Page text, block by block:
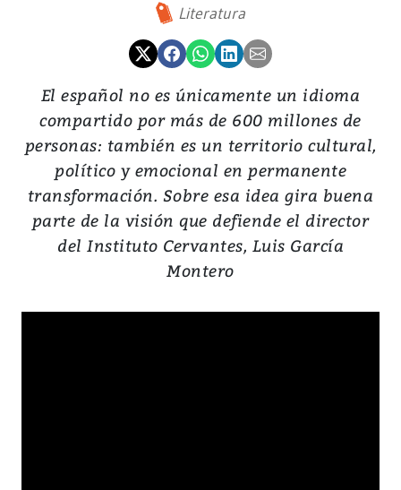
Literatura
El español no es únicamente un idioma
compartido por más de 600 millones de
personas: también es un territorio cultural,
político y emocional en permanente
transformación. Sobre esa idea gira buena
parte de la visión que defiende el director
del Instituto Cervantes, Luis García
Montero